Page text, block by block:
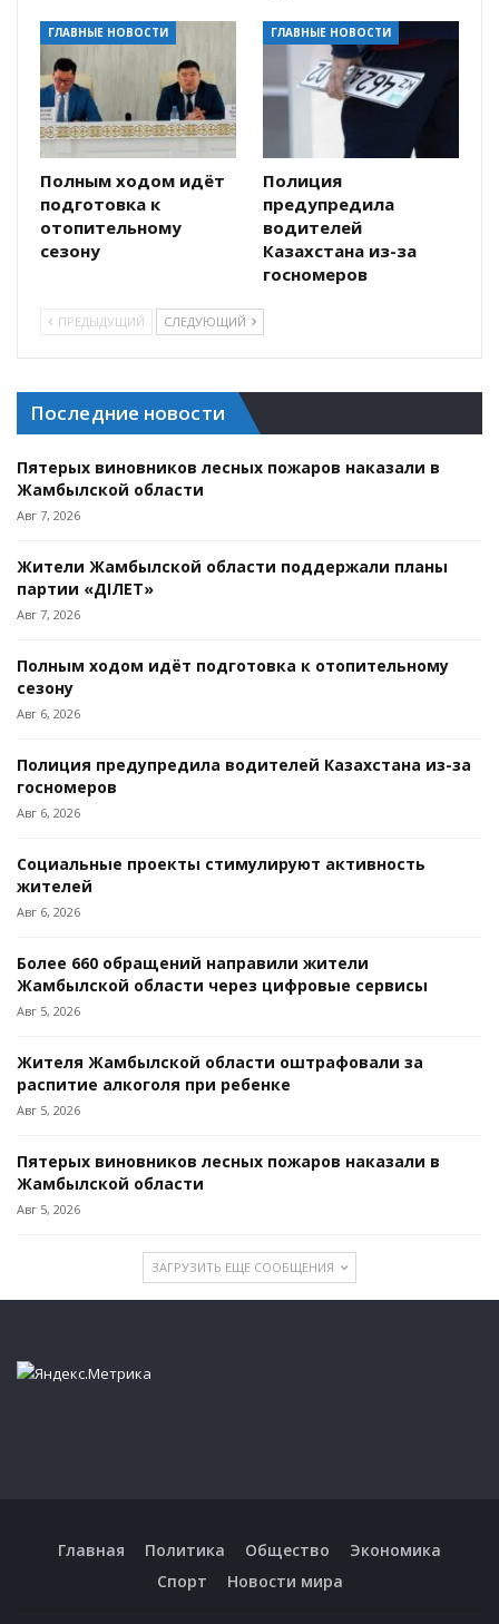
ГЛАВНЫЕ НОВОСТИ
Полным ходом идёт
подготовка к
отопительному
сезону
ГЛАВНЫЕ НОВОСТИ
Полиция
предупредила
водителей
Казахстана из-за
госномеров
ПРЕДЫДУЩИЙ СЛЕДУЮЩИЙ
Последние новости
Пятерых виновников лесных пожаров наказали в
Жамбылской области
Авг 7, 2026
Жители Жамбылской области поддержали планы
партии «ӘДІЛЕТ»
Авг 7, 2026
Полным ходом идёт подготовка к отопительному
сезону
Авг 6, 2026
Полиция предупредила водителей Казахстана из-за
госномеров
Авг 6, 2026
Социальные проекты стимулируют активность
жителей
Авг 6, 2026
Более 660 обращений направили жители
Жамбылской области через цифровые сервисы
Авг 5, 2026
Жителя Жамбылской области оштрафовали за
распитие алкоголя при ребенке
Авг 5, 2026
Пятерых виновников лесных пожаров наказали в
Жамбылской области
Авг 5, 2026
ЗАГРУЗИТЬ ЕЩЕ СООБЩЕНИЯ
Главная Политика Общество
Экономика
Спорт
Новости мира